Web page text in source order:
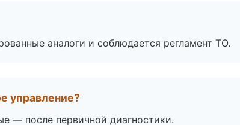
аналоги и соблюдается регламент ТО.
управление?
— после первичной диагностики.